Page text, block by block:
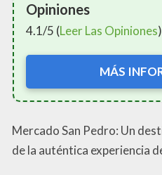
Opiniones
4.1/5 (Leer Las Opiniones)
MÁS
Mercado San Pedro: Un
de la auténtica experiencia